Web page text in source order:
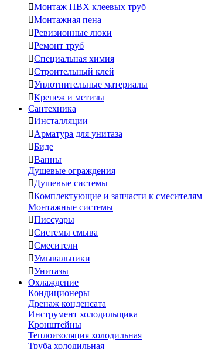
Монтаж ПВХ клеевых труб
Монтажная пена
Ревизионные люки
Ремонт труб
Специальная химия
Строительный клей
Уплотнительные материалы
Крепеж и метизы
Сантехника
Инсталляции
Арматура для унитаза
Биде
Ванны
Душевые ограждения
Душевые системы
Комплектующие и запчасти к смесителям
Монтажные системы
Писсуары
Системы смыва
Смесители
Умывальники
Унитазы
Охлаждение
Кондиционеры
Дренаж конденсата
Инструмент холодильщика
Кронштейны
Теплоизоляция холодильная
Труба холодильная